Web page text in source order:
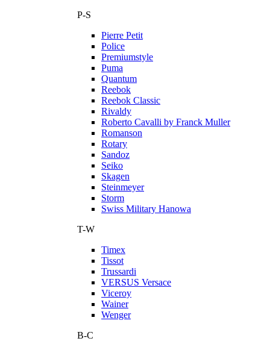
P-S
Pierre Petit
Police
Premiumstyle
Puma
Quantum
Reebok
Reebok Classic
Rivaldy
Roberto Cavalli by Franck Muller
Romanson
Rotary
Sandoz
Seiko
Skagen
Steinmeyer
Storm
Swiss Military Hanowa
T-W
Timex
Tissot
Trussardi
VERSUS Versace
Viceroy
Wainer
Wenger
В-С